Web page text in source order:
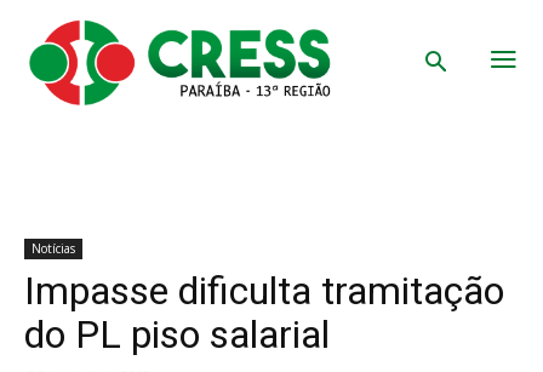
Notícias
Impasse dificulta tramitação
do PL piso salarial